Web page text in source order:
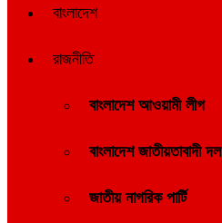
বাংলাদেশ
রাজনীতি
বাংলাদেশ আওয়ামী লীগ
বাংলাদেশ জাতীয়তাবাদী দল
জাতীয় নাগরিক পার্টি